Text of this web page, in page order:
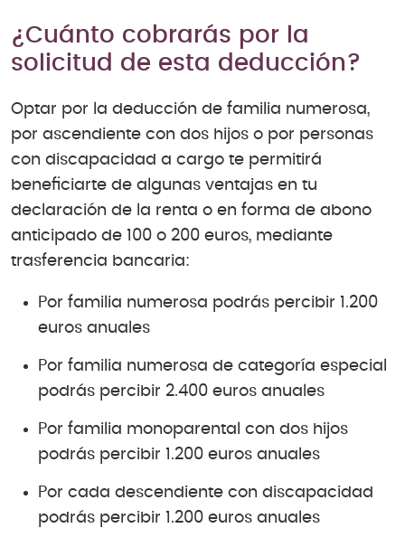
¿Cuánto cobrarás por la
solicitud de esta deducción?
Optar por la deducción de familia numerosa,
por ascendiente con dos hijos o por personas
con discapacidad a cargo te permitirá
beneficiarte de algunas ventajas en tu
declaración de la renta o en forma de abono
anticipado de 100 o 200 euros, mediante
trasferencia bancaria:
Por familia numerosa podrás percibir 1.200
euros anuales
Por familia numerosa de categoría especial
podrás percibir 2.400 euros anuales
Por familia monoparental con dos hijos
podrás percibir 1.200 euros anuales
Por cada descendiente con discapacidad
podrás percibir 1.200 euros anuales